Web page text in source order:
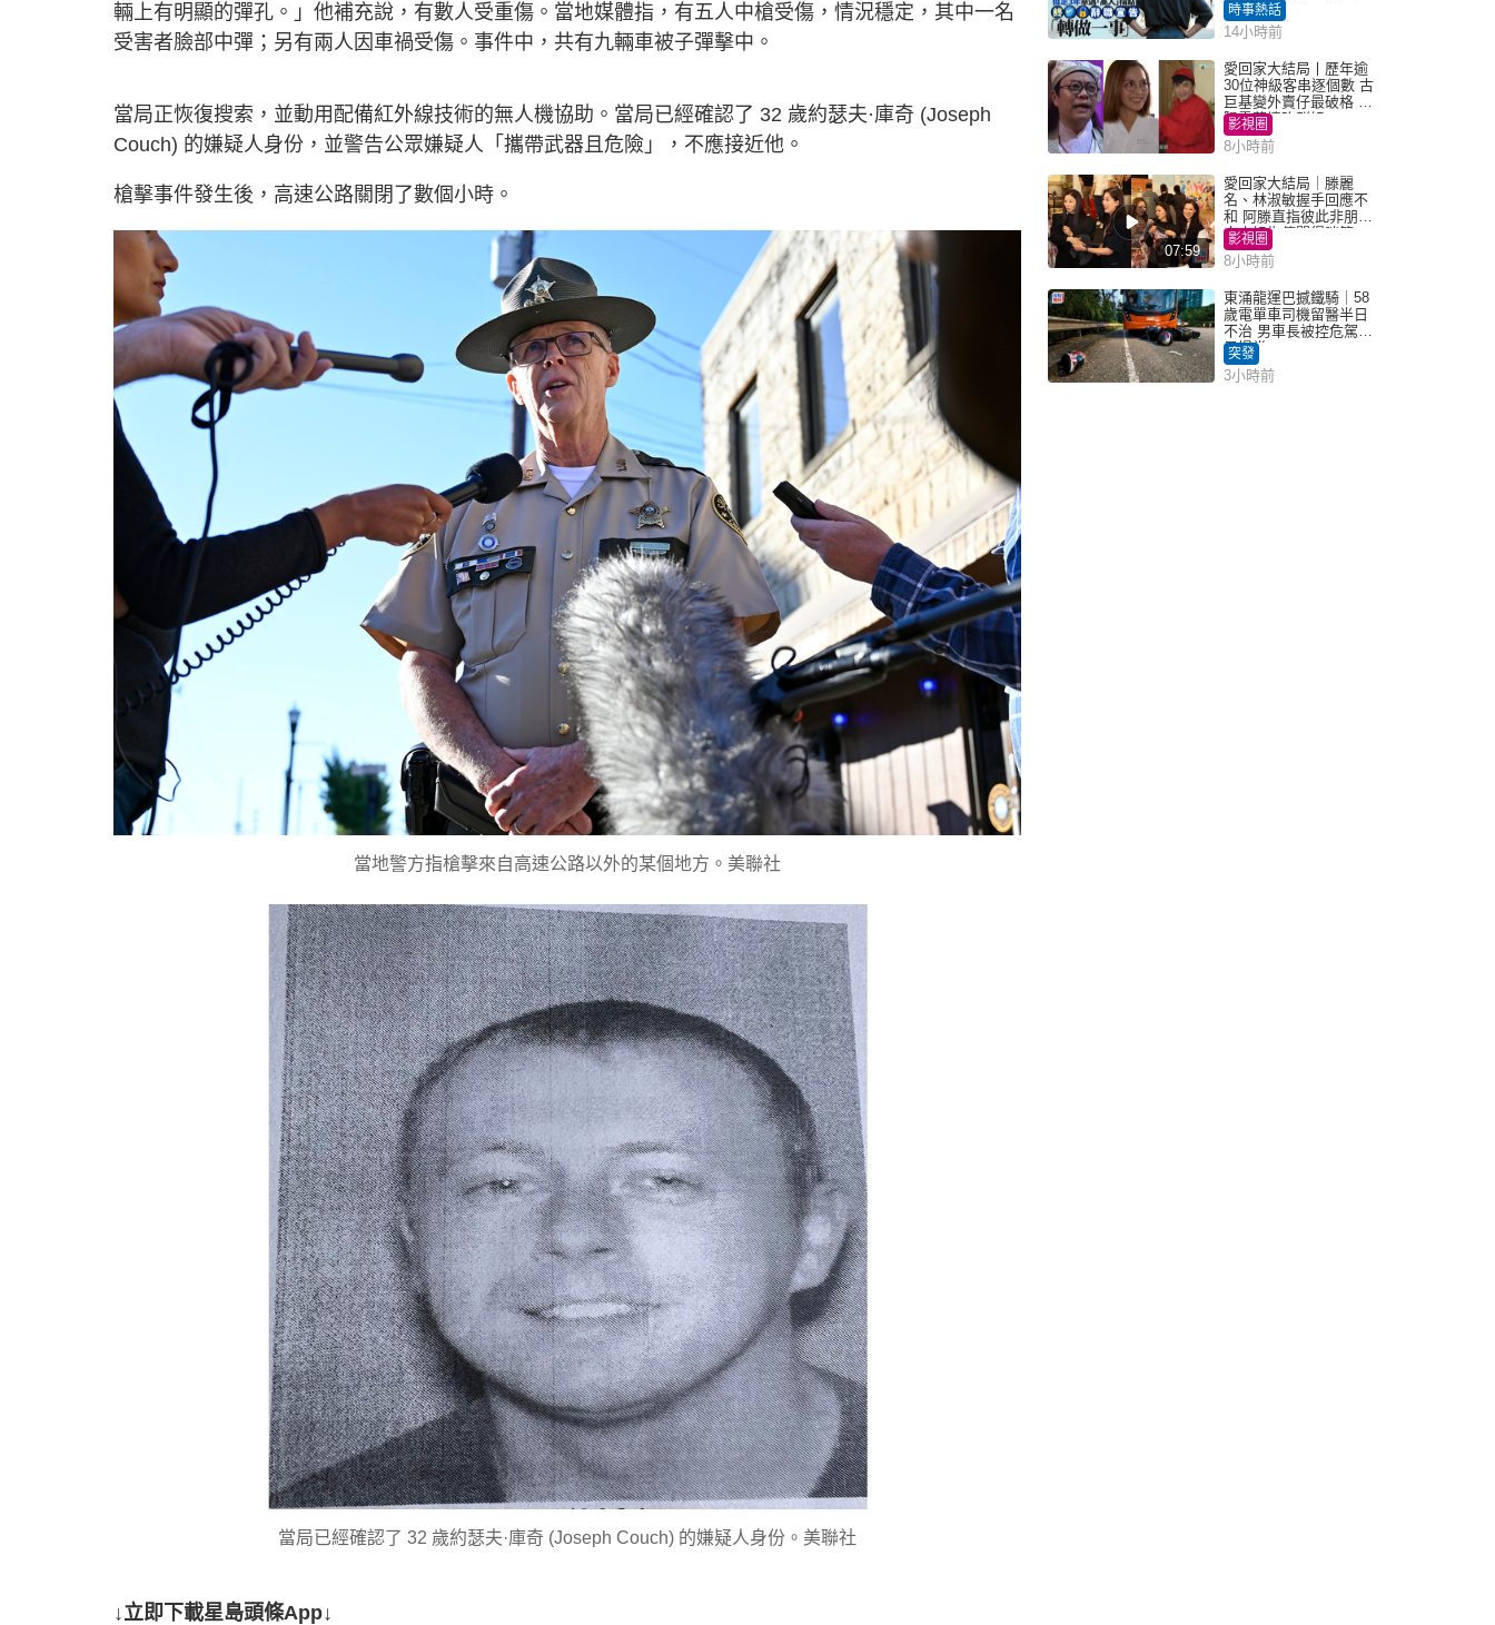
輛上有明顯的彈孔。」他補充說，有數人受重傷。當地媒體指，有五人中槍受傷，情況穩定，其中一名
受害者臉部中彈；另有兩人因車禍受傷。事件中，共有九輛車被子彈擊中。
當局正恢復搜索，並動用配備紅外線技術的無人機協助。當局已經確認了 32 歲約瑟夫·庫奇 (Joseph
Couch) 的嫌疑人身份，並警告公眾嫌疑人「攜帶武器且危險」，不應接近他。
槍擊事件發生後，高速公路關閉了數個小時。
當地警方指槍擊來自高速公路以外的某個地方。美聯社
當局已經確認了 32 歲約瑟夫·庫奇 (Joseph Couch) 的嫌疑人身份。美聯社
↓立即下載星島頭條App↓
職宣告「轉做一事」｜
Juicy叮
時事熱話
14小時前
愛回家大結局丨歷年逾
30位神級客串逐個數 古
巨基變外賣仔最破格 歐
陽震華情陷群姐
影視圈
8小時前
07:59
愛回家大結局｜滕麗
名、林淑敏握手回應不
和 阿滕直指彼此非朋友
大小姐指傳聞得啖笑
影視圈
8小時前
東涌龍運巴撼鐵騎｜58
歲電單車司機留醫半日
不治 男車長被控危駕今
早提堂
突發
3小時前